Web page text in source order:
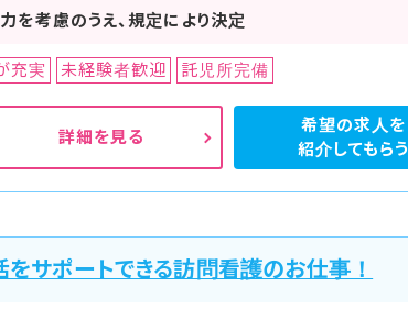
を考慮のうえ、規定により決定
充実 未経験者歓迎 託児所完備
詳細を見る
希望の求人を
紹介してもらう
サポートできる訪問看護のお仕事！